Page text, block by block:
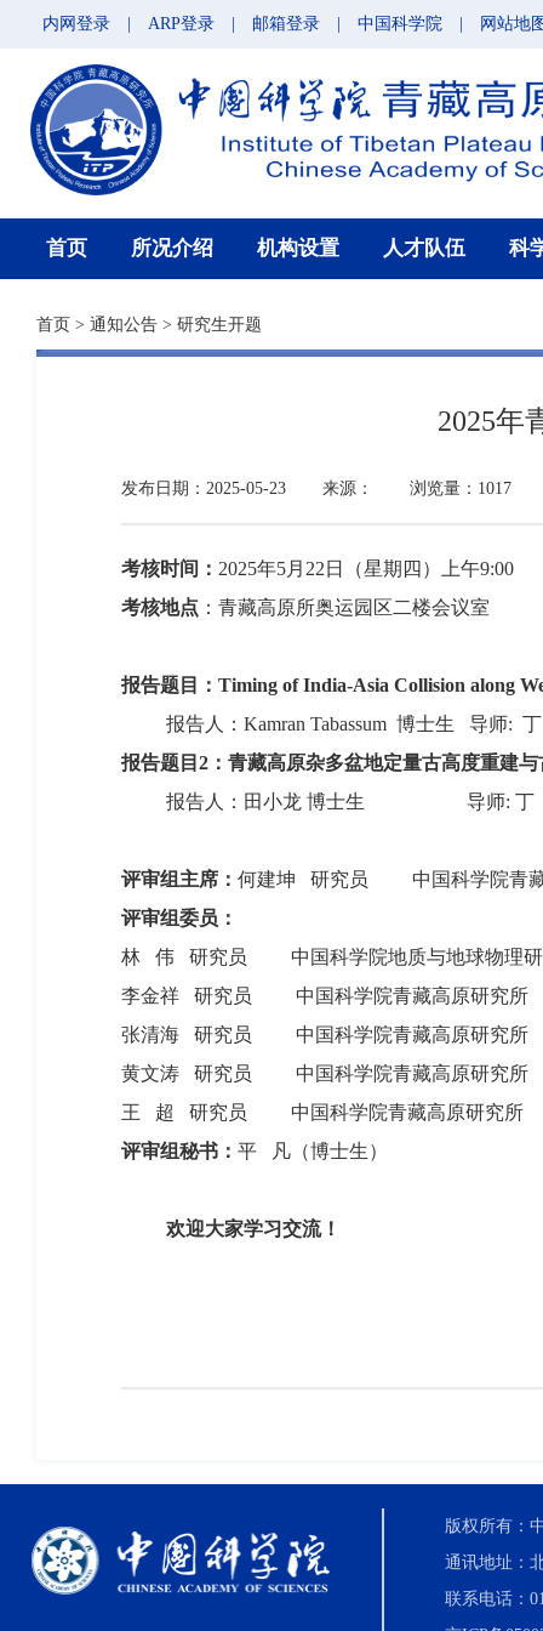
内网登录 ARP登录 邮箱登录 中国科学院 网站地
首页 所况介绍 机构设置 人才队伍 科
首页 > 通知公告 > 研究生开题
2025年
发布日期：2025-05-23 来源： 浏览量：1017
考核时间： 2025年5月 22 日 （星期四）上午9:00
考核地点 ： 青藏高原所奥运园区二楼会议室
报告题目： Timing of India-Asia Collision along
报告人： Kamran Tabassum 博士生 导师: 丁
报告题目 2 ：青藏高原杂多盆地定量古高度重建
报告人：田小龙 博士生 导师: 丁
评审组主席： 何建坤 研究员
中国科学院青
评审组委员：
林 伟 研究员 中国科学院地质与地球物理研
李金祥 研究员 中国科学院青藏高原研究所
张清海 研究员 中国科学院青藏高原研究所
黄文涛 研究员 中国科学院青藏高原研究所
王 超 研究员 中国科学院青藏高原研究所
评审组秘书： 平 凡（博士生）
欢迎大家学习交流！
版权所有：
通讯地址：
联系电话：